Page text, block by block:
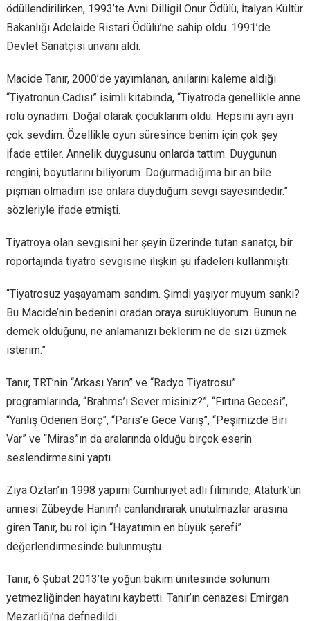
ödüllendirilirken, 1993’te Avni Dilligil Onur Ödülü, İtalyan Kültür
Bakanlığı Adelaide Ristari Ödülü’ne sahip oldu. 1991’de
Devlet Sanatçısı unvanı aldı.
Macide Tanır, 2000’de yayımlanan, anılarını kaleme aldığı
“Tiyatronun Cadısı” isimli kitabında, “Tiyatroda genellikle anne
rolü oynadım. Doğal olarak çocuklarım oldu. Hepsini ayrı ayrı
çok sevdim. Özellikle oyun süresince benim için çok şey
ifade ettiler. Annelik duygusunu onlarda tattım. Duygunun
rengini, boyutlarını biliyorum. Doğurmadığıma bir an bile
pişman olmadım ise onlara duyduğum sevgi sayesindedir.”
sözleriyle ifade etmişti.
Tiyatroya olan sevgisini her şeyin üzerinde tutan sanatçı, bir
röportajında tiyatro sevgisine ilişkin şu ifadeleri kullanmıştı:
“Tiyatrosuz yaşayamam sandım. Şimdi yaşıyor muyum sanki?
Bu Macide’nin bedenini oradan oraya sürüklüyorum. Bunun ne
demek olduğunu, ne anlamanızı beklerim ne de sizi üzmek
isterim.”
Tanır, TRT’nin “Arkası Yarın” ve “Radyo Tiyatrosu”
programlarında, “Brahms’ı Sever misiniz?”, “Fırtına Gecesi”,
“Yanlış Ödenen Borç”, “Paris’e Gece Varış”, “Peşimizde Biri
Var” ve “Miras”ın da aralarında olduğu birçok eserin
seslendirmesini yaptı.
Ziya Öztan’ın 1998 yapımı Cumhuriyet adlı filminde, Atatürk’ün
annesi Zübeyde Hanım’ı canlandırarak unutulmazlar arasına
giren Tanır, bu rol için “Hayatımın en büyük şerefi”
değerlendirmesinde bulunmuştu.
Tanır, 6 Şubat 2013’te yoğun bakım ünitesinde solunum
yetmezliğinden hayatını kaybetti. Tanır’ın cenazesi Emirgan
Mezarlığı’na defnedildi.